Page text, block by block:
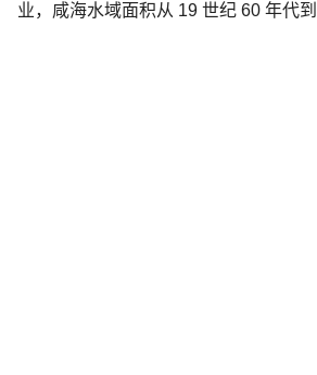
业，咸海水域面积从 19 世纪 60 年代到